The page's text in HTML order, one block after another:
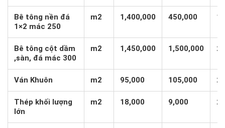
Bê tông nền đá
1×2 mác 250
m2 1,400,000 450,000
Bê tông cột dầm
,sàn, đá mác 300
m2 1,450,000 1,500,000
Ván Khuôn m2 95,000 105,000
Thép khối lượng
lớn
m2 18,000 9,000